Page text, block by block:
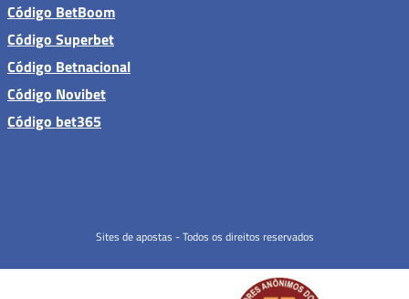
Código BetBoom
Código Superbet
Código Betnacional
Código Novibet
Código bet365
Sites de apostas - Todos os direitos reservados